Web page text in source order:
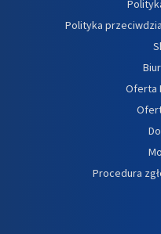
Polityka
Oferta
Procedura